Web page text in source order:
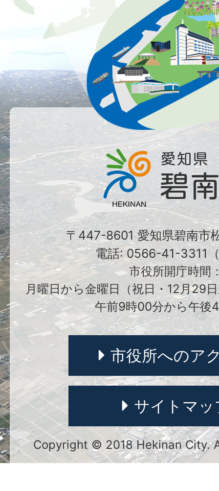
〒447-8601 愛知県碧南市
電話: 0566-41-3311
市役所開庁時間
月曜日から金曜日（祝日・12月29
午前9時00分から午後
市役所へのア
サイトマッ
Copyright © 2018 Hekinan City.